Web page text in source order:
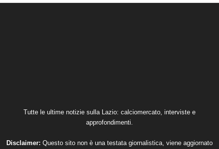
Tutte le ultime notizie sulla Lazio: calciomercato, interviste e
approfondimenti.
Disclaimer: Questo sito non è una testata giornalistica, viene aggiornato